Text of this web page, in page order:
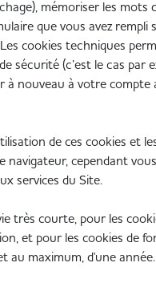
mémoriser les mots
que vous avez rempli
cookies techniques
sécurité (c’est le cas par
à nouveau à votre compte
de ces cookies et
cependant
services du Site.
très courte, pour les
et pour les cookies de
au maximum, d'une année.